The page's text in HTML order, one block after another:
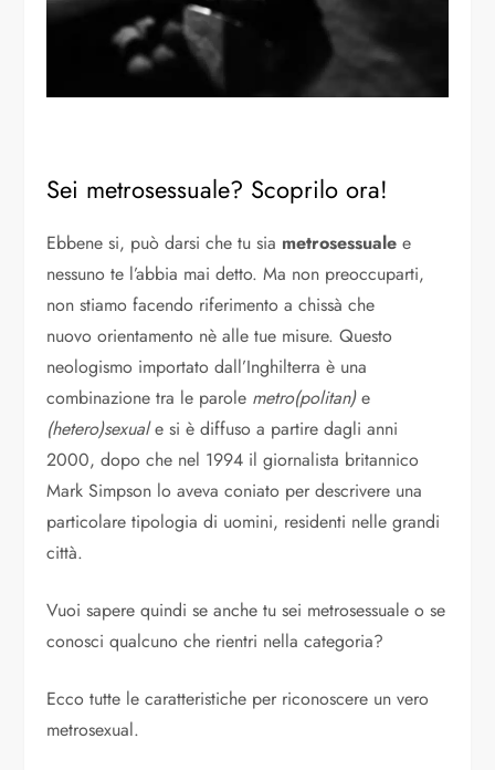
Sei metrosessuale? Scoprilo ora!
Ebbene si, può darsi che tu sia metrosessuale e
nessuno te l’abbia mai detto. Ma non preoccuparti,
non stiamo facendo riferimento a chissà che
nuovo orientamento nè alle tue misure. Questo
neologismo importato dall’Inghilterra è una
combinazione tra le parole metro(politan)e
(hetero)sexuale si è diffuso a partire dagli anni
2000, dopo che nel 1994 il giornalista britannico
Mark Simpson lo aveva coniato per descrivere una
particolare tipologia di uomini, residenti nelle grandi
città.
Vuoi sapere quindi se anche tu sei metrosessuale o se
conosci qualcuno che rientri nella categoria?
Ecco tutte le caratteristiche per riconoscere un vero
metrosexual.